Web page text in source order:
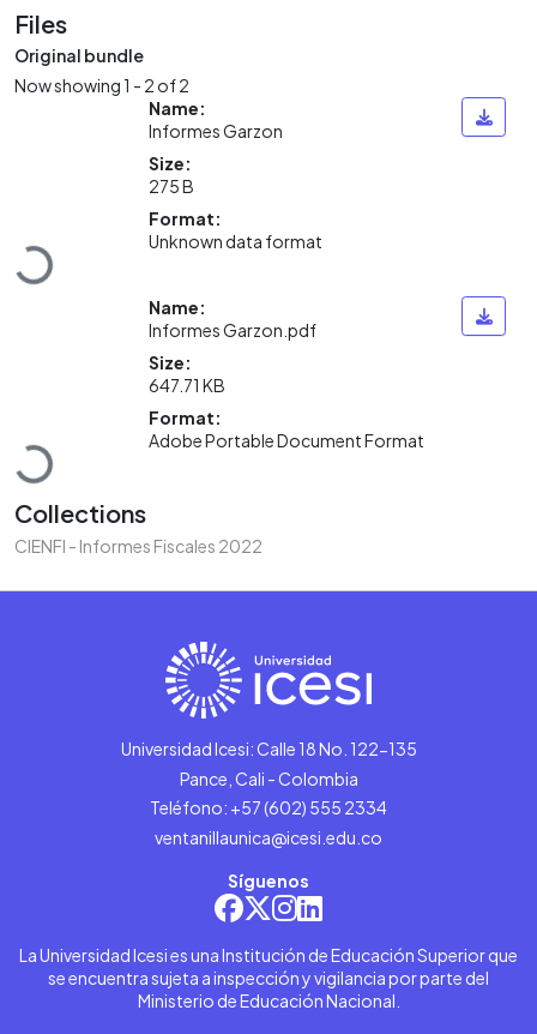
Files
Original bundle
Now showing1 - 2 of 2
Loading...
Name:
Informes Garzon
Size:
275 B
Format:
Unknown data format
Loading...
Name:
Informes Garzon.pdf
Size:
647.71 KB
Format:
Adobe Portable Document Format
Collections
CIENFI - Informes Fiscales 2022
Universidad Icesi: Calle 18 No. 122-135
Pance, Cali - Colombia
Teléfono: +57 (602) 555 2334
ventanillaunica@icesi.edu.co
Síguenos
La Universidad Icesi es una Institución de Educación Superior que
se encuentra sujeta a inspección y vigilancia por parte del
Ministerio de Educación Nacional.